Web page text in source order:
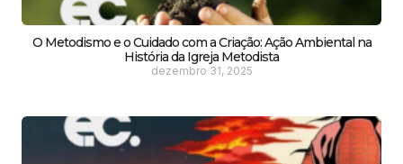
O Metodismo e o Cuidado com a Criação: Ação Ambiental na
História da Igreja Metodista
dezembro 31, 2025